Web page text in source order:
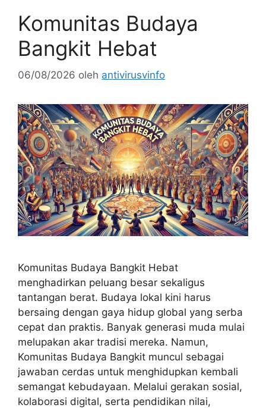
Komunitas Budaya
Bangkit Hebat
06/08/2026 oleh antivirusvinfo
Komunitas Budaya Bangkit Hebat
menghadirkan peluang besar sekaligus
tantangan berat. Budaya lokal kini harus
bersaing dengan gaya hidup global yang serba
cepat dan praktis. Banyak generasi muda mulai
melupakan akar tradisi mereka. Namun,
Komunitas Budaya Bangkit muncul sebagai
jawaban cerdas untuk menghidupkan kembali
semangat kebudayaan. Melalui gerakan sosial,
kolaborasi digital, serta pendidikan nilai,